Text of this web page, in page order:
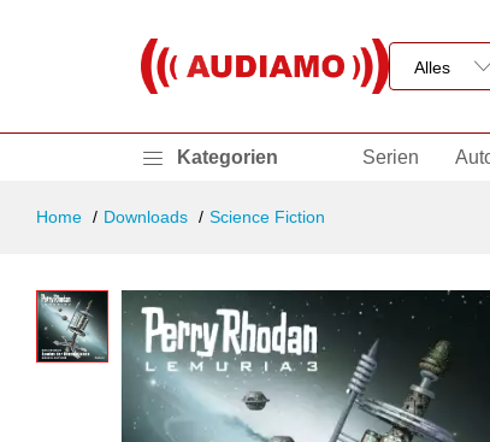
Kategorien Serien
Home Downloads Science Fiction